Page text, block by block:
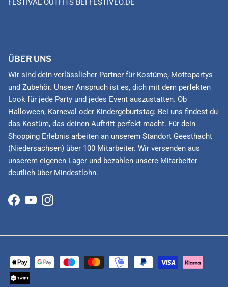
FESTIVAL OUTFITS BEI FESTIVEO.DE
ÜBER UNS
Wir sind dein verlässlicher Partner für Kostüme, Mottopartys
und Zubehör. Unser Anspruch ist es, dich mit dem perfekten
Look für jede Party und jedes Event auszustatten. Ob
Halloween, Karneval oder Kindergeburtstag: Bei uns findest du
das Kostüm, das deinen Auftritt perfekt macht. Für dein
Shopping Erlebnis arbeiten an unserem Standort Geesthacht
(Niedersachsen) über 100 Mitarbeiter. Wir versenden aus
unserem eigenen Lager und bezahlen unsere Mitarbeiter
deutlich über Mindestlohn.
Facebook
YouTubeInstagram